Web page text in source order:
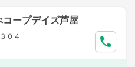
ープデイズ芦屋
０４